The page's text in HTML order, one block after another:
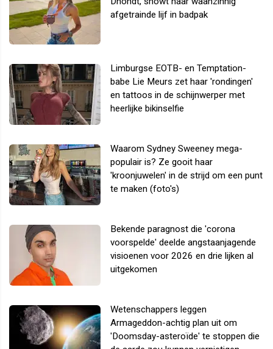
afgetrainde lijf in badpak
Limburgse EOTB- en Temptation-
babe Lie Meurs zet haar 'rondingen'
en tattoos in de schijnwerper met
heerlijke bikinselfie
Waarom Sydney Sweeney mega-
populair is? Ze gooit haar
'kroonjuwelen' in de strijd om een punt
te maken (foto's)
Bekende paragnost die 'corona
voorspelde' deelde angstaanjagende
visioenen voor 2026 en drie lijken al
uitgekomen
Wetenschappers leggen
Armageddon-achtig plan uit om
'Doomsday-asteroïde' te stoppen die